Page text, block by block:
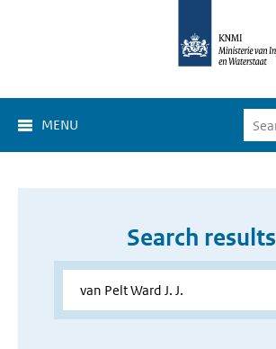
MENU
Search results